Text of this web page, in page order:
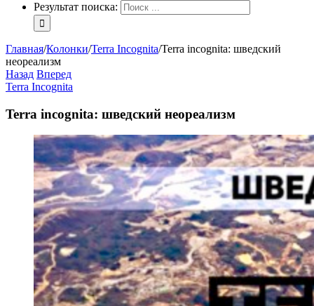
Результат поиска:
Главная/Колонки/Terra Incognita/Terra incognita: шведский
неореализм
Назад Вперед
Terra Incognita
Terra incognita: шведский неореализм